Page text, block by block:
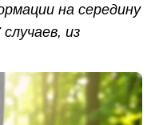
на середину
из